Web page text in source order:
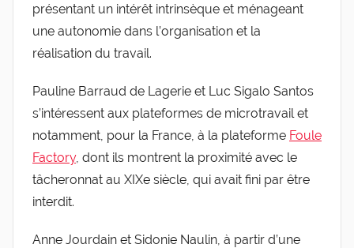
présentant un intérêt intrinsèque et ménageant
une autonomie dans l’organisation et la
réalisation du travail.
Pauline Barraud de Lagerie et Luc Sigalo Santos
s’intéressent aux plateformes de microtravail et
notamment, pour la France, à la plateforme Foule
Factory, dont ils montrent la proximité avec le
tâcheronnat au XIXe siècle, qui avait fini par être
interdit.
Anne Jourdain et Sidonie Naulin, à partir d’une